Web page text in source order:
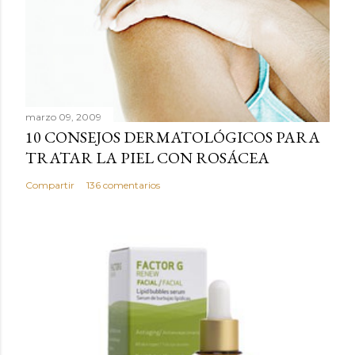
o
m
e
n
marzo 09, 2009
10 CONSEJOS DERMATOLÓGICOS PARA
TRATAR LA PIEL CON ROSÁCEA
Compartir 136 comentarios